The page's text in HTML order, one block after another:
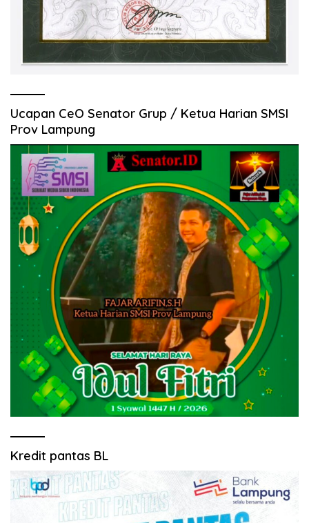
Ucapan CeO Senator Grup / Ketua Harian SMSI
Prov Lampung
Kredit pantas BL